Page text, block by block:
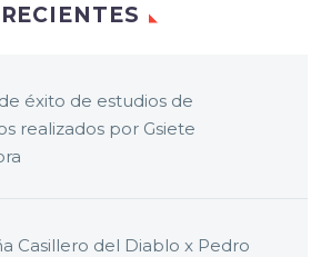
éxito de estudios de
realizados por Gsiete
Casillero del Diablo x Pedro